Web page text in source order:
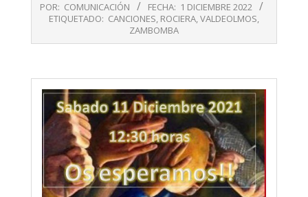
12-
POR: COMUNICACIÓN FECHA: 1 DICIEMBRE 2022
ETIQUETADO: CANCIONES, ROCIERA,VALDEOLMOS,
ZAMBOMBA